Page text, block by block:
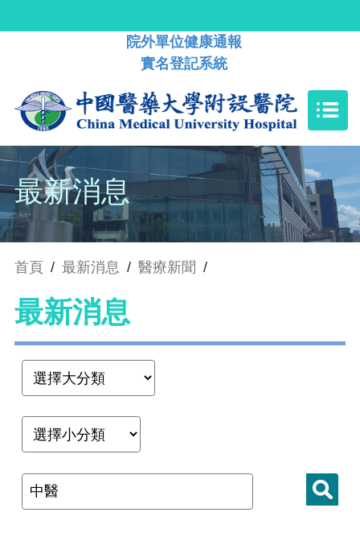
院外單位健康通報
實名登記系統
最新消息
首頁 / 最新消息 / 醫療新聞 /
最新消息